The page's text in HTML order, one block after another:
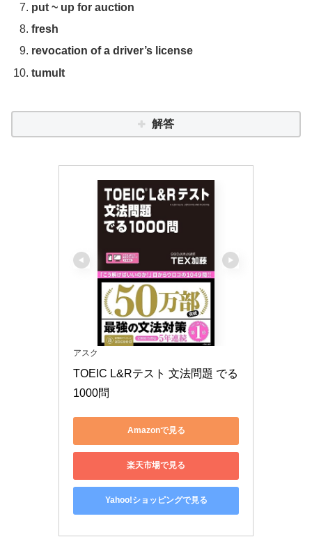
put ~ up for auction
fresh
revocation of a driver’s license
tumult
解答
アスク
TOEIC L&Rテスト 文法問題 でる
1000問
Amazonで見る
楽天市場で見る
Yahoo!ショッピングで見る